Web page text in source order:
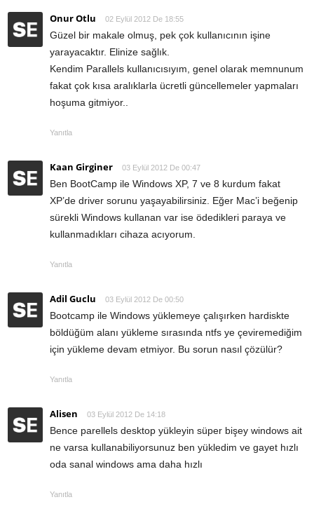
Onur Otlu 02 Eylül 2012 De 18:55
Güzel bir makale olmuş, pek çok kullanıcının işine
yarayacaktır. Elinize sağlık.
Kendim Parallels kullanıcısıyım, genel olarak memnunum
fakat çok kısa aralıklarla ücretli güncellemeler yapmaları
hoşuma gitmiyor..
Yanıtla
Kaan Girginer 03 Eylül 2012 De 00:47
Ben BootCamp ile Windows XP, 7 ve 8 kurdum fakat
XP’de driver sorunu yaşayabilirsiniz. Eğer Mac’i beğenip
sürekli Windows kullanan var ise ödedikleri paraya ve
kullanmadıkları cihaza acıyorum.
Yanıtla
Adil Guclu 03 Eylül 2012 De 00:50
Bootcamp ile Windows yüklemeye çalışırken hardiskte
böldüğüm alanı yükleme sırasında ntfs ye çeviremediğim
için yükleme devam etmiyor. Bu sorun nasıl çözülür?
Yanıtla
Alisen 03 Eylül 2012 De 14:18
Bence parellels desktop yükleyin süper bişey windows ait
ne varsa kullanabiliyorsunuz ben yükledim ve gayet hızlı
oda sanal windows ama daha hızlı
Yanıtla